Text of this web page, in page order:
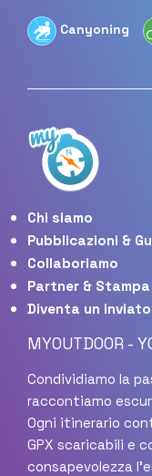
Canyoning
Chi siamo
Pubblicazioni &
Collaboriamo
Partner & Stampa
Diventa un
MYOUTDOOR -
Condividiamo la
raccontiamo
Ogni itinerario
GPX scaricabili e
consapevolezza